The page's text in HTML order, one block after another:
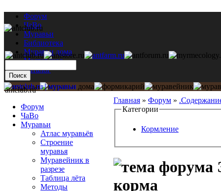
Форум
ЧаВо
Муравьи
Библиотека
Муравьи дома
Мастерская
Каталог
Главная » Форум »
Категории
Кормление
корма
antclub.ru
Форум
ЧаВо
Муравьи
Атлас муравьёв
Строение
муравья
Муравейник в
разрезе
Таблица лёта
Методы